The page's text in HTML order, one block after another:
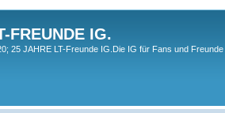
FREUNDE IG.
25 JAHRE LT-Freunde IG.Die IG für Fans und